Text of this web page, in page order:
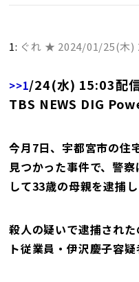
1: ぐれ ★ 2024/01/25(木)
>>1/24(水) 15:03配
TBS NEWS DIG
今月7日、宇都宮市の住
見つかった事件で、警
して33歳の母親を逮捕し
殺人の疑いで逮捕され
ト従業員・伊沢慶子容疑